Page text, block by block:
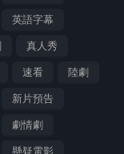
英語字幕
真人秀
速看 陸劇
新片預告
劇情劇
懸疑電影